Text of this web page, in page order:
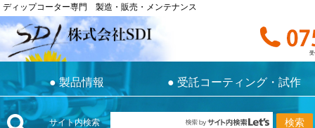
ディップコーター専門 製造・販売・メンテナンス
受
●製品情報 ● 受託コーティング・試作
ディップコーター専門 製造・販売・メンテナンス
受付時間
●製品情報 受託コーティング・試作
サイト内検索